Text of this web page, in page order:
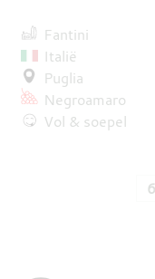
Fantini
Italië
Puglia
Negroamaro
Vol & soepel